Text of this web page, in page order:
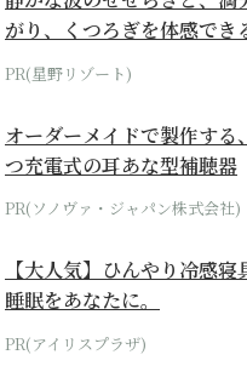
がり、くつろぎを体感でき
ホテル by...
PR(星野リゾート)
オーダーメイドで製作する
つ充電式の耳あな型補聴器
PR(ソノヴァ・ジャパン株式会社)
【大人気】ひんやり冷感寝
睡眠をあなたに。
PR(アイリスプラザ)